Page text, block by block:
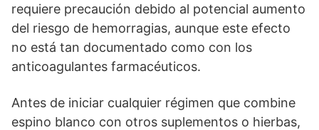
requiere precaución debido al potencial aumento
del riesgo de hemorragias, aunque este efecto
no está tan documentado como con los
anticoagulantes farmacéuticos.
Antes de iniciar cualquier régimen que combine
espino blanco con otros suplementos o hierbas,